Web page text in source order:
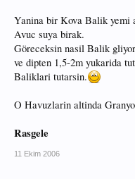
Yanina bir Kova Balik yemi
Avuc suya birak.
Göreceksin nasil Balik
ve dipten 1,5-2m yukarida
Baliklari tutarsin.
O Havuzlarin altinda
Rasgele
11 Ekim 2006